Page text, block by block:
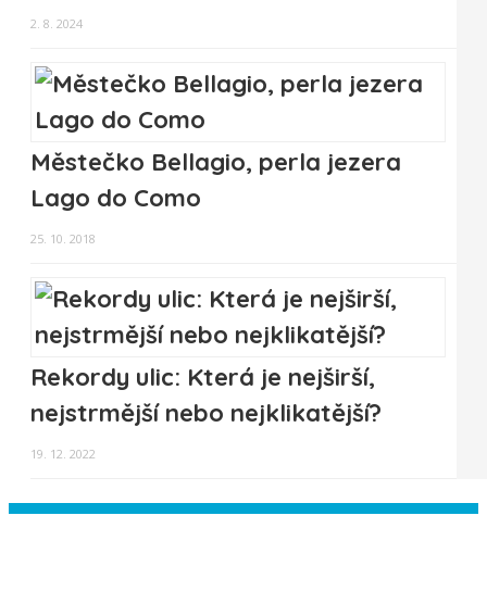
2. 8. 2024
Městečko Bellagio, perla jezera
Lago do Como
25. 10. 2018
Rekordy ulic: Která je nejširší,
nejstrmější nebo nejklikatější?
19. 12. 2022